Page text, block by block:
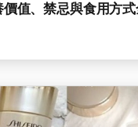
值、禁忌與食用方